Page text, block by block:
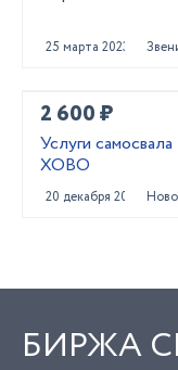
25 марта 2023
2 600 ₽
Услуги самосвала
ХОВО
20 декабря 2023
БИРЖА